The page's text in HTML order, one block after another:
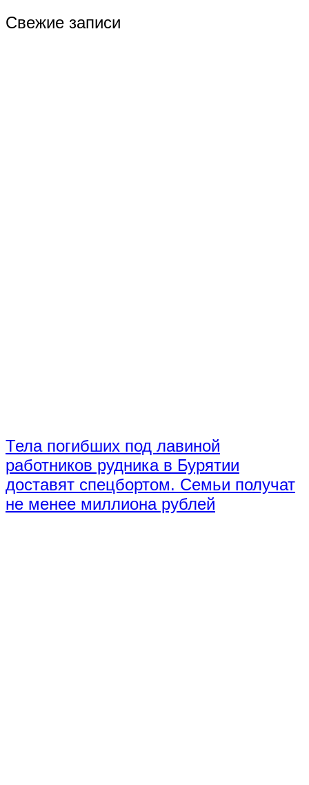
Свежие записи
Тела погибших под лавиной
работников рудника в Бурятии
доставят спецбортом. Семьи получат
не менее миллиона рублей